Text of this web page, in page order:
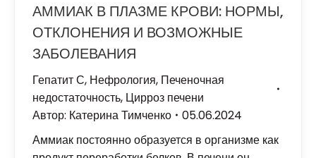
АММИАК В ПЛАЗМЕ КРОВИ: НОРМЫ,
ОТКЛОНЕНИЯ И ВОЗМОЖНЫЕ
ЗАБОЛЕВАНИЯ
Гепатит С, Нефрология, Печеночная
недостаточность, Цирроз печени
Автор: Катерина Тимченко
05.06.2024
Аммиак постоянно образуется в организме как